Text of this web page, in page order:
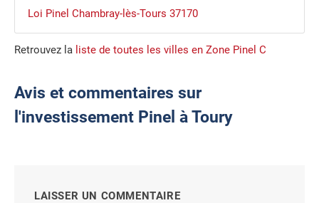
Loi Pinel Chambray-lès-Tours 37170
Retrouvez la liste de toutes les villes en Zone Pinel C
Avis et commentaires sur
l'investissement Pinel à Toury
LAISSER UN COMMENTAIRE